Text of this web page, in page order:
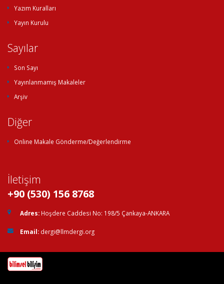
Yazım Kuralları
Yayın Kurulu
Sayılar
Son Sayı
Yayınlanmamış Makaleler
Arşiv
Diğer
Online Makale Gönderme/Değerlendirme
İletişim
+90 (530) 156 8768
Adres: Hoşdere Caddesi No: 198/5 Çankaya-ANKARA
Email: dergi@llmdergi.org